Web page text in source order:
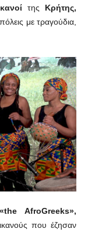
της Κρήτης,
με τραγούδια,
«the AfroGreeks»,
που έζησαν